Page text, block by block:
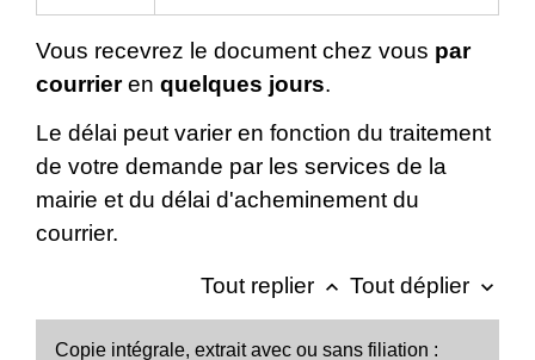
Vous recevrez le document chez vous par
courrieren quelques jours.
Le délai peut varier en fonction du traitement
de votre demande par les services de la
mairie et du délai d'acheminement du
courrier.
Tout replier keyboard_arrow_up Tout déplier keyboard_arrow_down
Copie intégrale, extrait avec ou sans filiation :